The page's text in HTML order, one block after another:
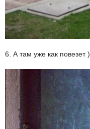
6. А там уже как повезет )